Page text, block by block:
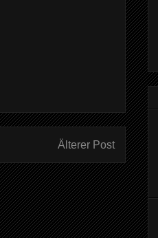
Älterer Post